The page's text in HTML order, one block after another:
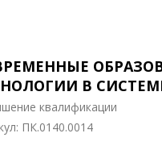
В
квалификации
ПК.0140.0014